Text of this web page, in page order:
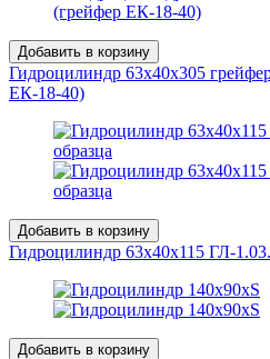
Добавить в корзину
Гидроцилиндр 63x40х305
ЕК-18-40)
Добавить в корзину
Гидроцилиндр 63x40х115 ГЛ-
Добавить в корзину